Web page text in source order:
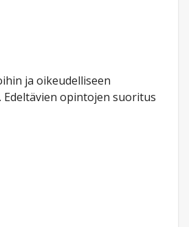
ja oikeudelliseen
opintojen suoritus